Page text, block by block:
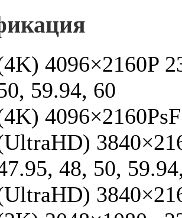
4096×2160P
59.94, 60
48, 50,